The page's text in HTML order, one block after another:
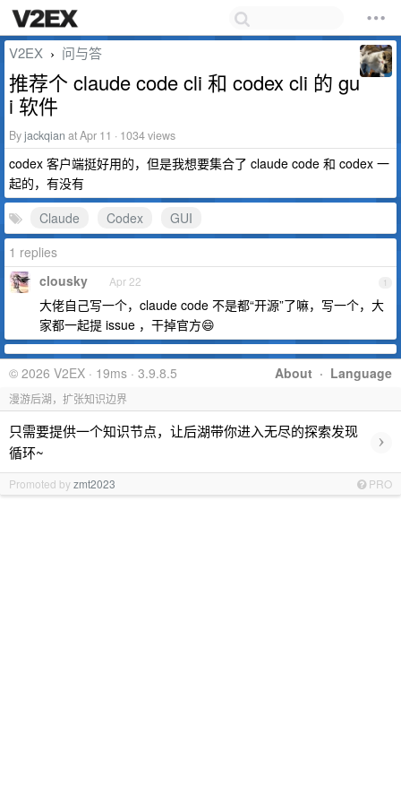
V2EX › 问与答
推荐个 claude code cli 和 codex cli 的 gu
i 软件
Byjackqian at Apr 11 · 1034 views
codex 客户端挺好用的，但是我想要集合了 claude code 和 codex 一
起的，有没有
Claude
Codex
GUI
1 replies
1
clousky Apr 22
大佬自己写一个，claude code 不是都“开源”了嘛，写一个，大
家都一起提 issue ，干掉官方😄
About · Language
© 2026 V2EX · 19ms · 3.9.8.5
漫游后湖，扩张知识边界
只需要提供一个知识节点，让后湖带你进入无尽的探索发现
循环~
›
Promoted byzmt2023 PRO